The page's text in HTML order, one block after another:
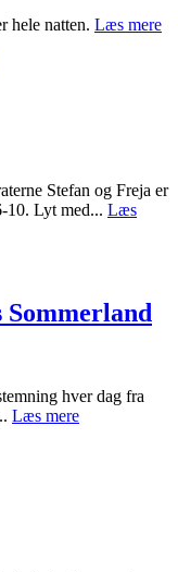
hele natten. Læs mere
Stefan og Freja er
10. Lyt med... Læs
hver dag fra
Læs mere